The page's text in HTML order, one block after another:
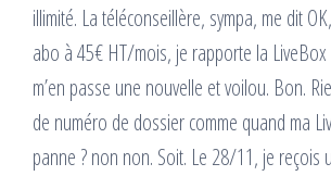
illimité. La téléconseillère, sympa, me dit
abo à 45€ HT/mois, je rapporte la
m’en passe une nouvelle et voilou. Bon.
de numéro de dossier comme quand ma
panne ? non non. Soit. Le 28/11, je reçois